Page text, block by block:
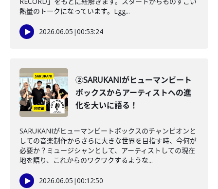
熱量のトークになっています。Egg...
2026.06.05 |00:53:24
②SARUKANIがヒューマンビート
ボックスからアーティストへの進
化を大いに語る！
SARUKANIがヒューマンビートボックスのチャンピオンと
しての音楽制作からさらに大きな世界を目指す時、今何が
必要か？ミュージシャンとして、アーティストしての現在
地を語り、これからのワクワクするような...
2026.06.05 |00:12:50